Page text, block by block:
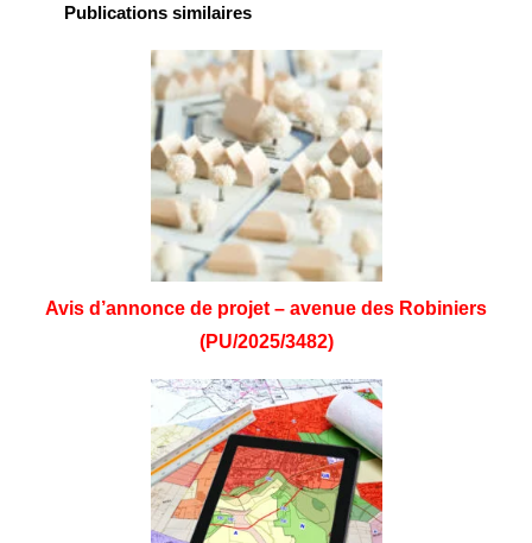
Publications similaires
Avis d’annonce de projet – avenue des Robiniers
(PU/2025/3482)